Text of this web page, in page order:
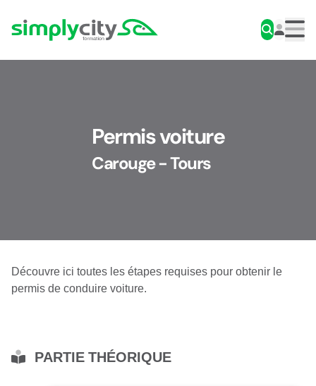
Simplycity
Permis voiture
Carouge - Tours
Découvre ici toutes les étapes requises pour obtenir le
permis de conduire voiture.
PARTIE THÉORIQUE